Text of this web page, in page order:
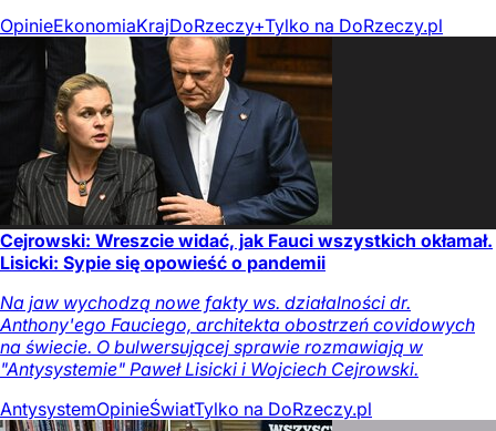
OpinieEkonomiaKrajDoRzeczy+Tylko na DoRzeczy.pl
Cejrowski: Wreszcie widać, jak Fauci wszystkich okłamał.
Lisicki: Sypie się opowieść o pandemii
Na jaw wychodzą nowe fakty ws. działalności dr.
Anthony'ego Fauciego, architekta obostrzeń covidowych
na świecie. O bulwersującej sprawie rozmawiają w
"Antysystemie" Paweł Lisicki i Wojciech Cejrowski.
AntysystemOpinieŚwiatTylko na DoRzeczy.pl